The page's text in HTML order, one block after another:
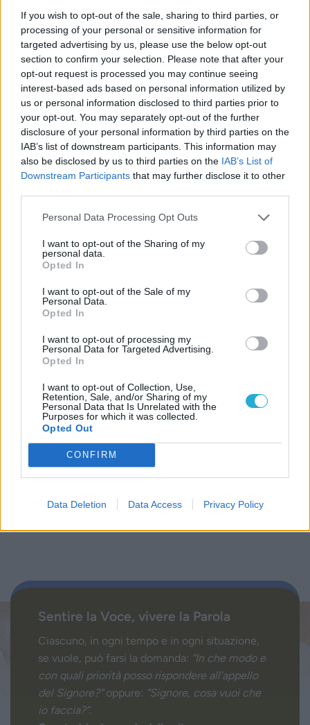
If you wish to opt-out of the sale, sharing to third parties, or
processing of your personal or sensitive information for
targeted advertising by us, please use the below opt-out
section to confirm your selection. Please note that after your
opt-out request is processed you may continue seeing
interest-based ads based on personal information utilized by
us or personal information disclosed to third parties prior to
your opt-out. You may separately opt-out of the further
disclosure of your personal information by third parties on the
IAB’s list of downstream participants. This information may
also be disclosed by us to third parties on the IAB’s List of
Downstream Participants that may further disclose it to other
Personal Data Processing Opt Outs
I want to opt-out of the Sharing of my
personal data.
Opted In
I want to opt-out of the Sale of my
Personal Data.
Opted In
I want to opt-out of processing my
Personal Data for Targeted Advertising.
Opted In
I want to opt-out of Collection, Use,
Retention, Sale, and/or Sharing of my
Personal Data that Is Unrelated with the
Purposes for which it was collected.
Opted Out
CONFIRM
Data Deletion Data Access Privacy Policy
Novità dalle Sorelle
Parole e Vita
Pubblicazioni
Vocazione
LITURGIA DELLA PAROLA
Progetti
Istituto
Procedendo accetti la privacy policy
Sentire la Voce, vivere la Parola
Ciascuno, in ogni tempo e in ogni situazione,
se vuole, può farsi la domanda: “In che modo e
con quali priorità posso rispondere all’appello
del Signore?”oppure: “Signore, cosa vuoi che
io faccia?”.